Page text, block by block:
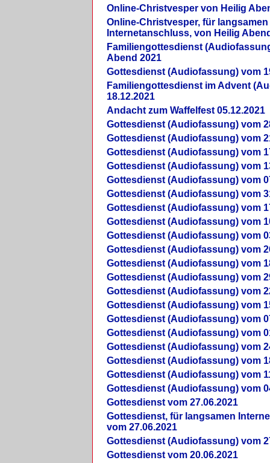
Online-Christvesper von Heilig
Online-Christvesper, für langsamen
Internetanschluss, von Heilig
Familiengottesdienst
Abend 2021
Gottesdienst (Audiofassung) vom
Familiengottesdienst im Advent
18.12.2021
Andacht zum Waffelfest 05.12.2021
Gottesdienst (Audiofassung) vom
Gottesdienst (Audiofassung) vom
Gottesdienst (Audiofassung) vom
Gottesdienst (Audiofassung) vom
Gottesdienst (Audiofassung) vom
Gottesdienst (Audiofassung) vom
Gottesdienst (Audiofassung) vom
Gottesdienst (Audiofassung) vom
Gottesdienst (Audiofassung) vom
Gottesdienst (Audiofassung) vom
Gottesdienst (Audiofassung) vom
Gottesdienst (Audiofassung) vom
Gottesdienst (Audiofassung) vom
Gottesdienst (Audiofassung) vom
Gottesdienst (Audiofassung) vom
Gottesdienst (Audiofassung) vom
Gottesdienst (Audiofassung) vom
Gottesdienst (Audiofassung) vom
Gottesdienst (Audiofassung) vom
Gottesdienst (Audiofassung) vom
Gottesdienst vom 27.06.2021
Gottesdienst, für langsamen
vom 27.06.2021
Gottesdienst (Audiofassung) vom
Gottesdienst vom 20.06.2021